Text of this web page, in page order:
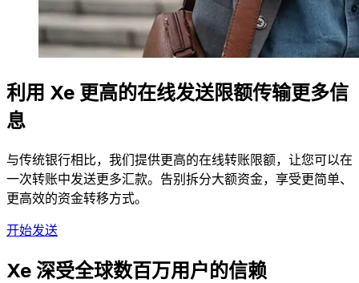
利用 Xe 更高的在线发送限额传输更多信
息
与传统银行相比，我们提供更高的在线转账限额，让您可以在
一次转账中发送更多汇款。告别拆分大额资金，享受更简单、
更高效的资金转移方式。
开始发送
Xe 深受全球数百万用户的信赖